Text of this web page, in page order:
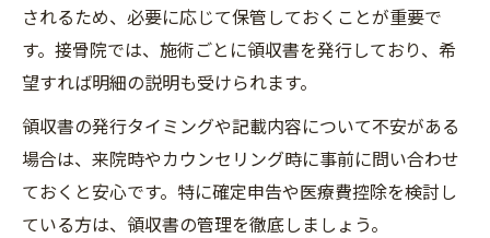
されるため、必要に応じて保管しておくことが重要で
す。接骨院では、施術ごとに領収書を発行しており、希
望すれば明細の説明も受けられます。
領収書の発行タイミングや記載内容について不安がある
場合は、来院時やカウンセリング時に事前に問い合わせ
ておくと安心です。特に確定申告や医療費控除を検討し
ている方は、領収書の管理を徹底しましょう。